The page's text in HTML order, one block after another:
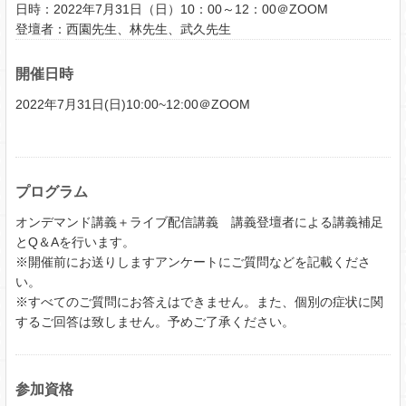
日時：2022年7月31日（日）10：00～12：00＠ZOOM
登壇者：西園先生、林先生、武久先生
開催日時
2022年7月31日(日)10:00~12:00＠ZOOM
プログラム
オンデマンド講義＋ライブ配信講義 講義登壇者による講義補足
とQ＆Aを行います。
※開催前にお送りしますアンケートにご質問などを記載くださ
い。
※すべてのご質問にお答えはできません。また、個別の症状に関
するご回答は致しません。予めご了承ください。
参加資格